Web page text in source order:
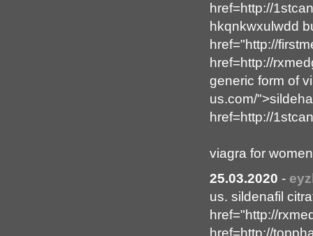
href=http://
hkqnkwxulwdd
href="http://
href=http://
generic form of
us.com/
href=http://
viagra for
25.03.2020 -
us. sildenafil
href="http://
href=http://